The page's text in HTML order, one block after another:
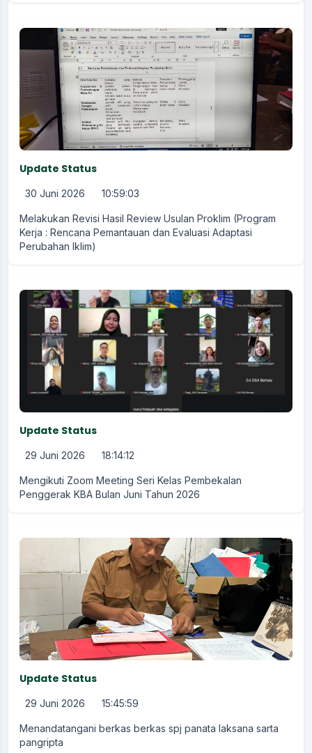
Update Status
30 Juni 2026 10:59:03
Melakukan Revisi Hasil Review Usulan Proklim (Program
Kerja : Rencana Pemantauan dan Evaluasi Adaptasi
Perubahan Iklim)
Update Status
29 Juni 2026 18:14:12
Mengikuti Zoom Meeting Seri Kelas Pembekalan
Penggerak KBA Bulan Juni Tahun 2026
Update Status
29 Juni 2026 15:45:59
Menandatangani berkas berkas spj panata laksana sarta
pangripta